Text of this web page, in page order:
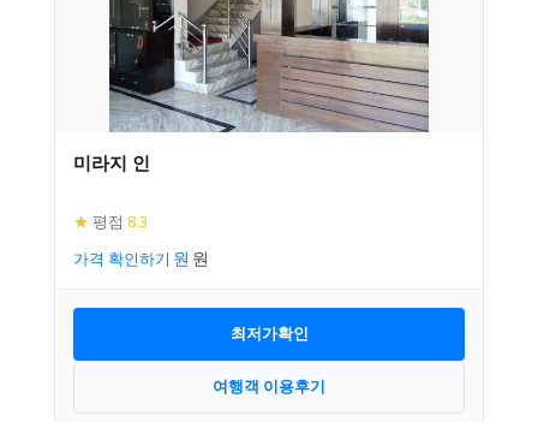
미라지 인
★ 평점 8.3
가격 확인하기
최저가확인
여행객 이용후기